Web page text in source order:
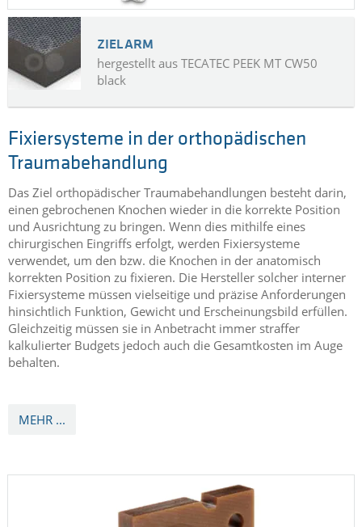
ZIELARM
hergestellt aus TECATEC PEEK MT CW50
black
Fixiersysteme in der orthopädischen
Traumabehandlung
Das Ziel orthopädischer Traumabehandlungen besteht darin,
einen gebrochenen Knochen wieder in die korrekte Position
und Ausrichtung zu bringen. Wenn dies mithilfe eines
chirurgischen Eingriffs erfolgt, werden Fixiersysteme
verwendet, um den bzw. die Knochen in der anatomisch
korrekten Position zu fixieren. Die Hersteller solcher interner
Fixiersysteme müssen vielseitige und präzise Anforderungen
hinsichtlich Funktion, Gewicht und Erscheinungsbild erfüllen.
Gleichzeitig müssen sie in Anbetracht immer straffer
kalkulierter Budgets jedoch auch die Gesamtkosten im Auge
behalten.
MEHR ...